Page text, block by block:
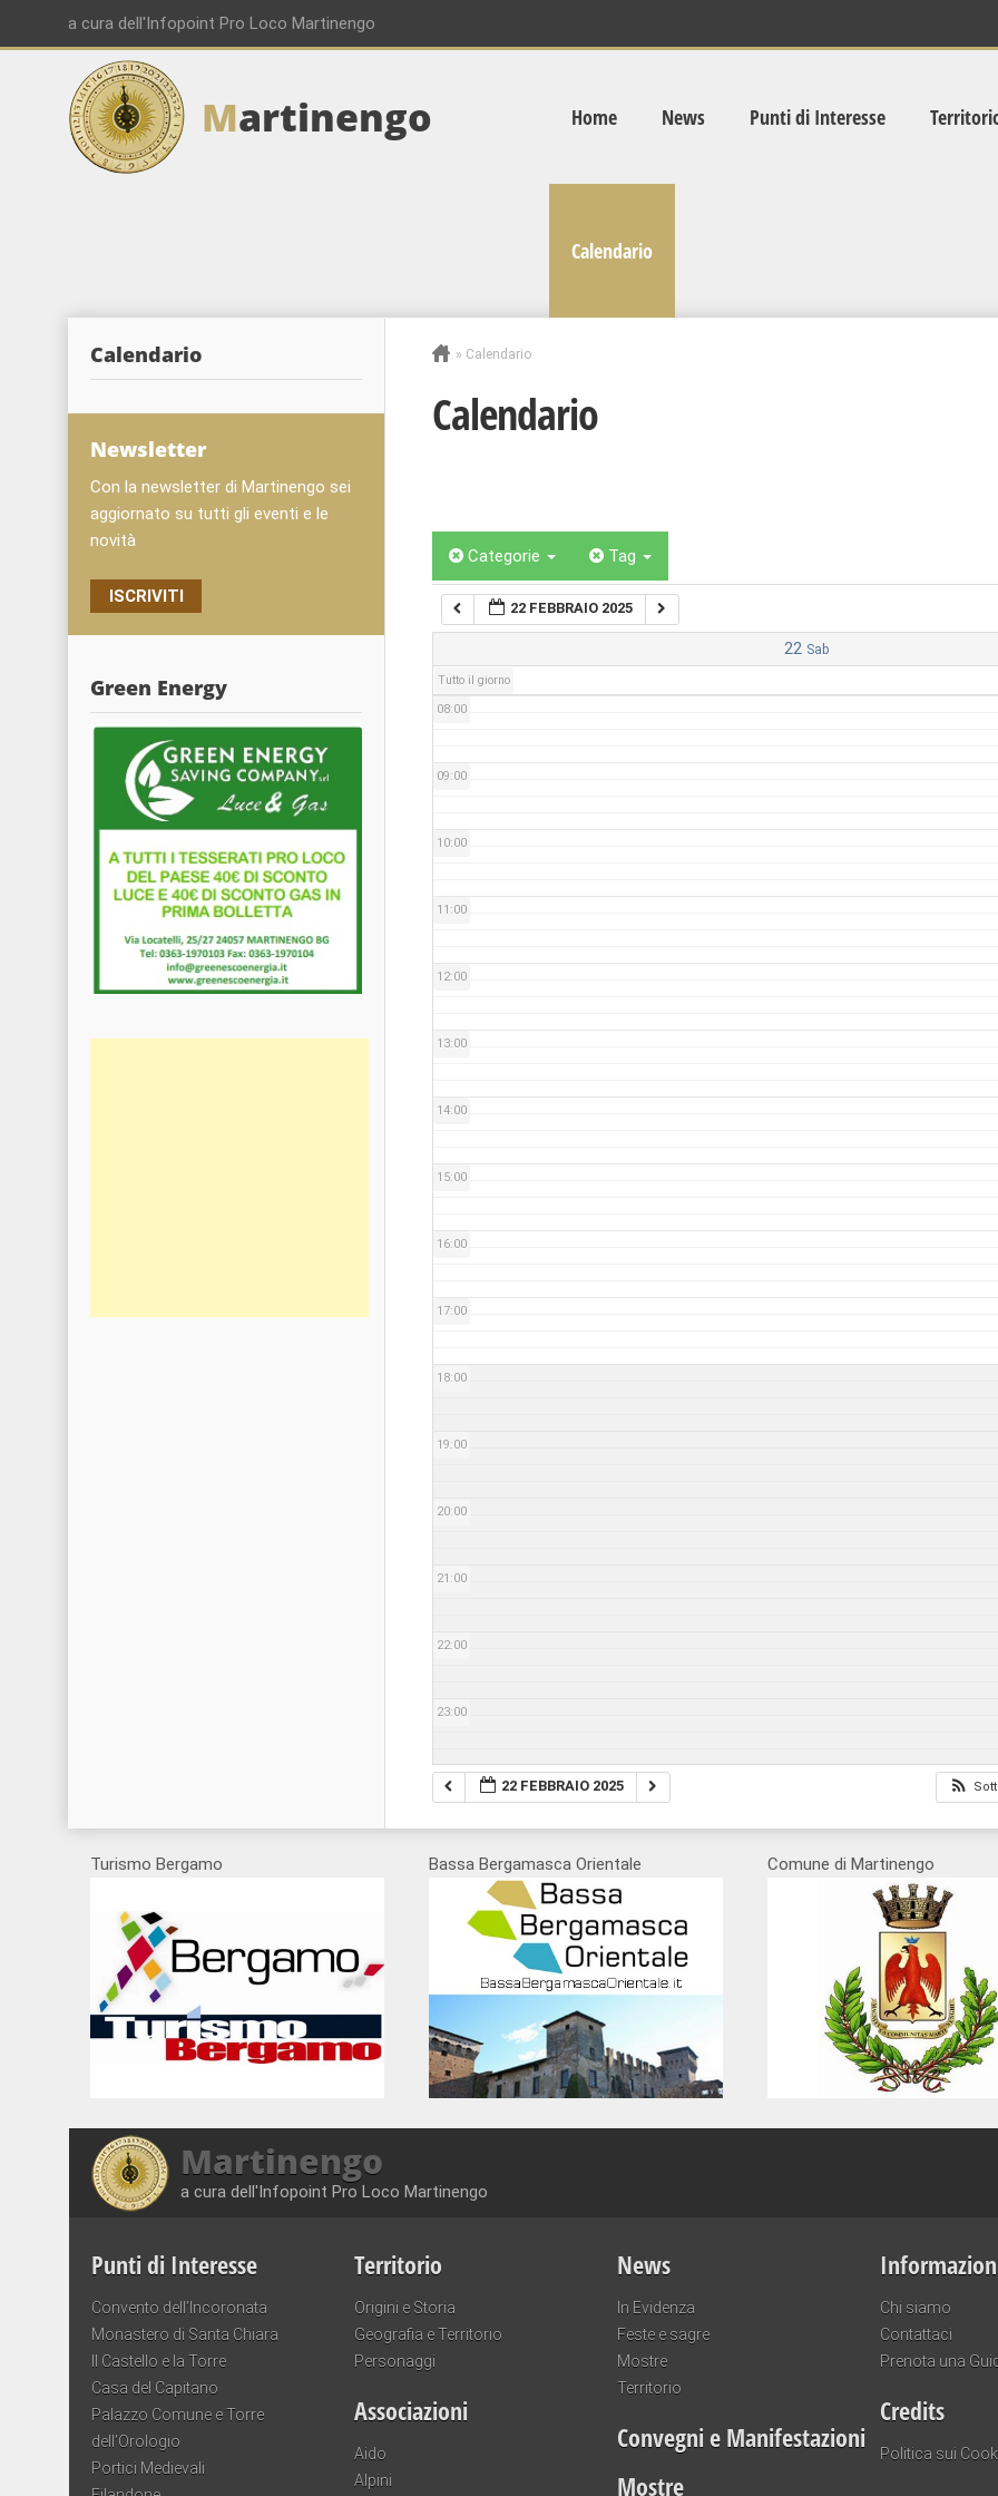
a cura dell'Infopoint Pro Loco Martinengo
Martinengo Home News Punti di Interesse
Calendario
» Calendario
Calendario
Categorie Tag
22 FEBBRAIO 2025
22 Sab
Tutto il giorno
08:00
09:00
10:00
11:00
12:00
13:00
14:00
15:00
16:00
17:00
18:00
19:00
20:00
21:00
22:00
23:00
22 FEBBRAIO 2025
Calendario
Newsletter
Con la newsletter di Martinengo sei
aggiornato su tutti gli eventi e le
novità
ISCRIVITI
Green Energy
Turismo Bergamo Bassa Bergamasca Orientale Comune di Martinengo
Martinengo
a cura dell'Infopoint Pro Loco Martinengo
Punti di Interesse
Convento dell’Incoronata
Monastero di Santa Chiara
Il Castello e la Torre
Casa del Capitano
Palazzo Comune e Torre
dell’Orologio
Portici Medievali
Territorio
Origini e Storia
Geografia e Territorio
Personaggi
Associazioni
Aido
Alpini
News
In Evidenza
Feste e sagre
Mostre
Territorio
Convegni e Manifestazioni
Mostre
Chi siamo
Contattaci
Prenota una
Credits
Politica sui